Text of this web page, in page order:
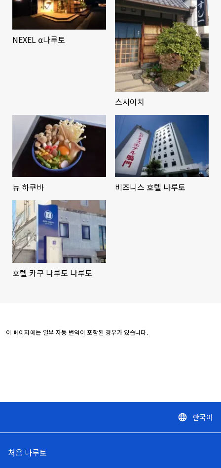
NEXEL α나루토
스시이치
뉴 하쿠바 비즈니스 호텔 나루토
호텔 카쿠 나루토 나루토
이 페이지에는 일부 자동 번역이 포함된 경우가 있습니다.
language 한국어
처음 나루토